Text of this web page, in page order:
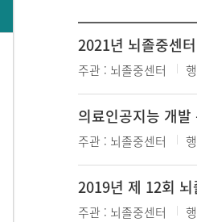
2021년 뇌졸중센
주관 : 뇌졸중센터
의료인공지능 개
주관 : 뇌졸중센터
2019년 제 12회
주관 : 뇌졸중센터